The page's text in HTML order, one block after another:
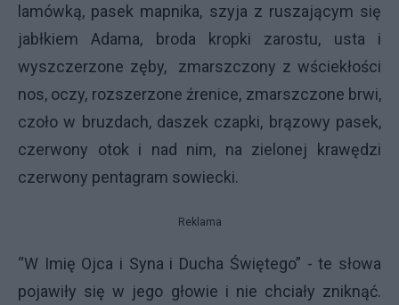
lamówką, pasek mapnika, szyja z ruszającym się
jabłkiem Adama, broda kropki zarostu, usta i
wyszczerzone zęby, zmarszczony z wściekłości
nos, oczy, rozszerzone źrenice, zmarszczone brwi,
czoło w bruzdach, daszek czapki, brązowy pasek,
czerwony otok i nad nim, na zielonej krawędzi
czerwony pentagram sowiecki.
Reklama
“W Imię Ojca i Syna i Ducha Świętego” - te słowa
pojawiły się w jego głowie i nie chciały zniknąć.